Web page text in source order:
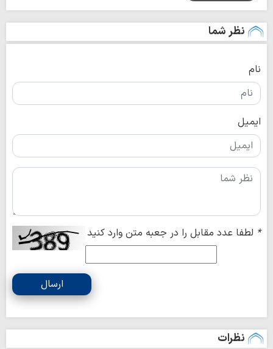
نظر شما
نام
ایمیل
* لطفا عدد مقابل را در جعبه متن وارد کنید
ارسال
نظرات